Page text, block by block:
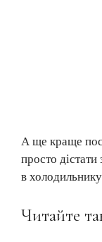
А ще краще
просто
в
Читайте